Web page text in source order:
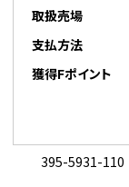
取扱売場
支払方法
獲得Fポイント
395-5931-110